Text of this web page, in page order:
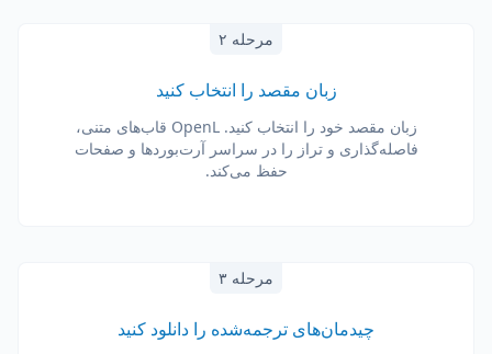
مرحله ۲
زبان مقصد را انتخاب کنید
زبان مقصد خود را انتخاب کنید. OpenL قاب‌های متنی،
فاصله‌گذاری و تراز را در سراسر آرت‌بوردها و صفحات
حفظ می‌کند.
مرحله ۳
چیدمان‌های ترجمه‌شده را دانلود کنید